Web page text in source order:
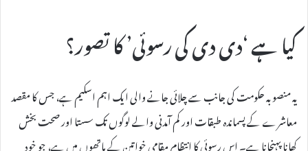
کیا ہے ‘دی دی کی رسوئی’ کا تصور؟
یہ منصوبہ حکومت کی جانب سے چلائی جانے والی ایک اہم اسکیم ہے، جس کا مقصد
معاشرے کے پسماندہ طبقات اور کم آمدنی والے لوگوں تک سستا اور صحت بخش
کھانا پہنچانا ہے۔ اس رسوئی کا انتظام مقامی خواتین کے ہاتھوں میں ہے، جو خود